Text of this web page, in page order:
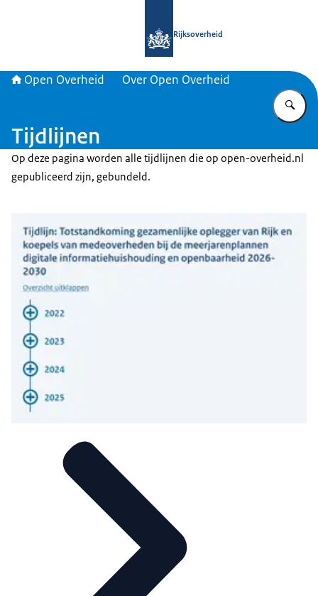
Rijksoverheid
Open Overheid Over Open Overheid
Tijdlijnen
Op deze pagina worden alle tijdlijnen die op open-overheid.nl
gepubliceerd zijn, gebundeld.